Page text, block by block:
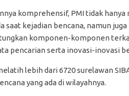
komprehensif, PMI tidak
saat kejadian bencana, namun
komponen-komponen
pencarian serta inovasi-inovasi
lebih dari 6720 surelawan
yang ada di wilayahnya.